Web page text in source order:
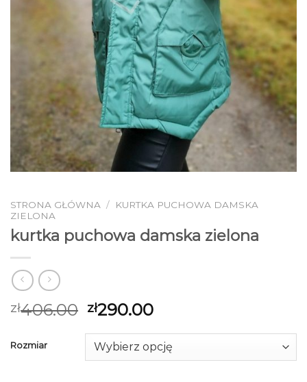
STRONA GŁÓWNA /
KURTKA PUCHOWA DAMSKA
ZIELONA
kurtka puchowa damska zielona
zł406.00 zł290.00
Rozmiar